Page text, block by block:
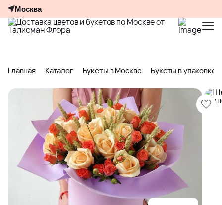
Москва
Главная Каталог Букеты в Москве Букеты в упаковке